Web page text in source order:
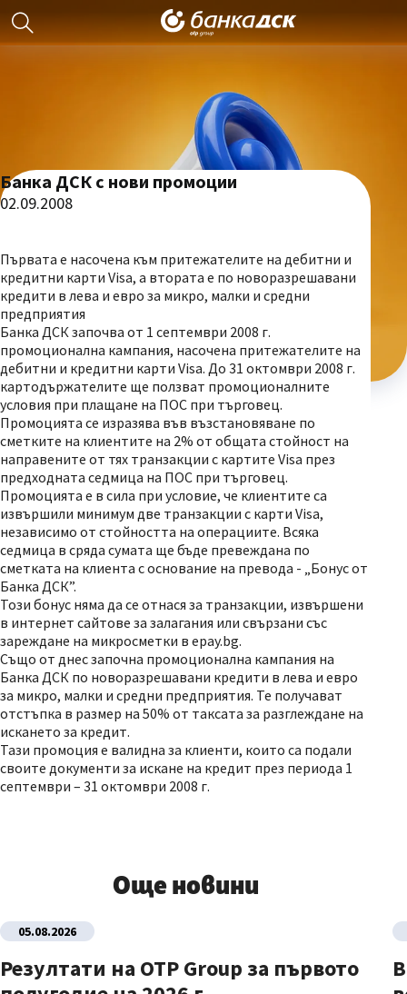
Банка ДСК с нови промоции
02.09.2008
Първата е насочена към притежателите на дебитни и
кредитни карти Visa, а втората е по новоразрешавани
кредити в лева и евро за микро, малки и средни
предприятия
Банка ДСК започва от 1 септември 2008 г.
промоционална кампания, насочена притежателите на
дебитни и кредитни карти Visa. До 31 октомври 2008 г.
картодържателите ще ползват промоционалните
условия при плащане на ПОС при търговец.
Промоцията се изразява във възстановяване по
сметките на клиентите на 2% от общата стойност на
направените от тях транзакции с картите Visa през
предходната седмица на ПОС при търговец.
Промоцията е в сила при условие, че клиентите са
извършили минимум две транзакции с карти Visa,
независимо от стойността на операциите. Всяка
седмица в сряда сумата ще бъде превеждана по
сметката на клиента с основание на превода - „Бонус от
Банка ДСК”.
Този бонус няма да се отнася за транзакции, извършени
в интернет сайтове за залагания или свързани със
зареждане на микросметки в epay.bg.
Също от днес започна промоционална кампания на
Банка ДСК по новоразрешавани кредити в лева и евро
за микро, малки и средни предприятия. Те получават
отстъпка в размер на 50% от таксата за разглеждане на
искането за кредит.
Тази промоция е валидна за клиенти, които са подали
своите документи за искане на кредит през периода 1
септември – 31 октомври 2008 г.
Още новини
05.08.2026
Резултати на OTP Group за първото